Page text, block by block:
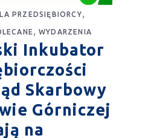
PRZEDSIĘBIORCY
WYDARZENIA
Inkubator
Skarbowy
Górniczej
na